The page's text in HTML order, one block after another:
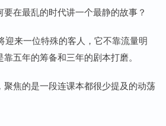
在最乱的时代讲一个最静的故事？
迎来一位特殊的客人，它不靠流量明
五年的筹备和三年的剧本打磨。
焦的是一段连课本都很少提及的动荡